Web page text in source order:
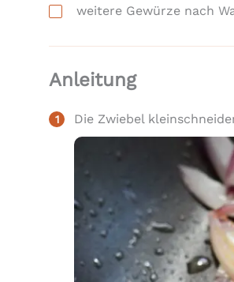
weitere Gewürze nach
Anleitung
Die Zwiebel